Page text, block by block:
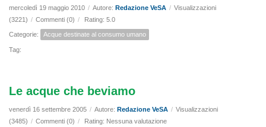
mercoledì 19 maggio 2010 / Autore: Redazione VeSA / Visualizzazioni
(3221) / Commenti (0) / Rating: 5.0
Categorie: Acque destinate al consumo umano
Tag:
Le acque che beviamo
venerdì 16 settembre 2005 / Autore: Redazione VeSA / Visualizzazioni
(3485) / Commenti (0) / Rating: Nessuna valutazione